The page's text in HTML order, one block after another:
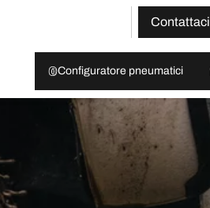
Contattaci
Configuratore pneumatici